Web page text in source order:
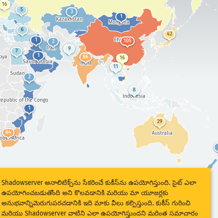
Indonesia
India
China
of the Congo
Africa
Kazakhstan Mongolia
Sudan
Iran
Saudi Arabia
Australia
29
105
7
2
8
86
1 2
42
3
1
1
9
16
1
11
6
5
16
84
Shadowserver అనాలిటిక్స్‌ను సేకరించే కుకీస్‌ను ఉపయోగిస్తుంది. సైట్ ఎలా
ఉపయోగించబడుతోంది అని కొలవడానికి మరియు మా యూజర్లకు
అనుభవాన్నిమెరుగుపరచడానికి ఇది మాకు వీలు కల్పిస్తుంది. కుకీస్ గురించి
మరియు Shadowserver వాటిని ఎలా ఉపయోగిస్తుందని మరింత సమాచారం